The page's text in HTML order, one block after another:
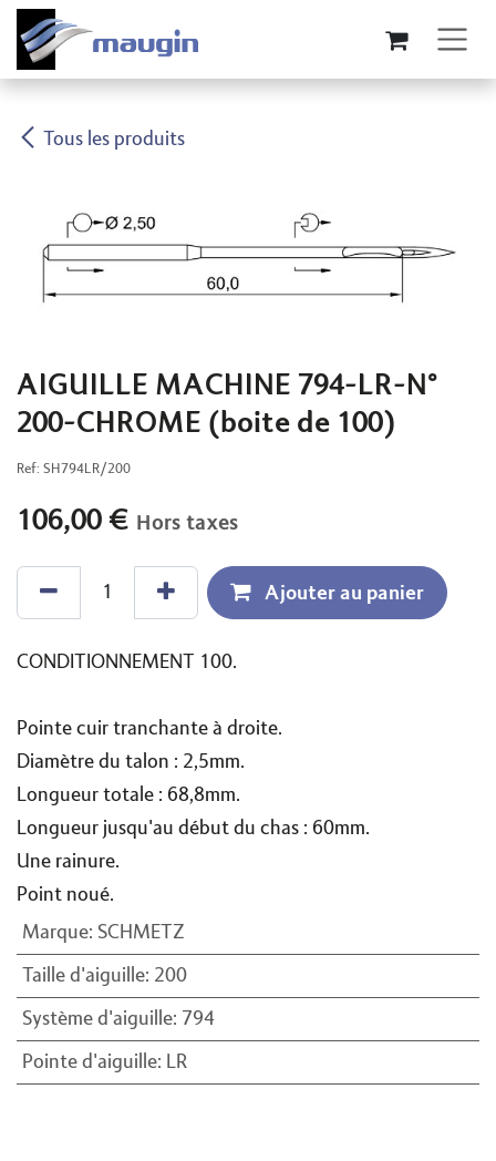
Se rendre au contenu
Tous les produits
AIGUILLE MACHINE 794-LR-N°
200-CHROME (boite de 100)
Ref: SH794LR/200
106,00 € Hors taxes
Ajouter au panier
CONDITIONNEMENT 100.
Pointe cuir tranchante à droite.
Diamètre du talon : 2,5mm.
Longueur totale : 68,8mm.
Longueur jusqu'au début du chas : 60mm.
Une rainure.
Point noué.
Marque: SCHMETZ
Taille d'aiguille: 200
Système d'aiguille: 794
Pointe d'aiguille: LR